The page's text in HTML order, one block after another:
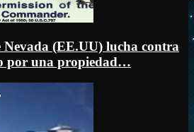
Nevada (EE.UU) lucha contra
por una propiedad…